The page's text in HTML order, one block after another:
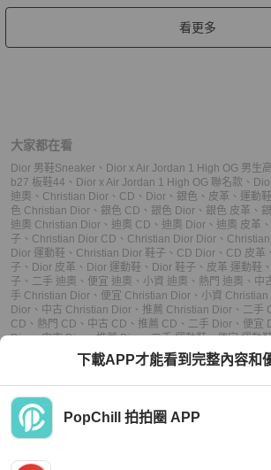
看更多
大家都在看
Dior 男鞋Sneaker 、 Dior x Air Jordan 1 High OG 男生
b27 板鞋44 、 Dior x Air Jordan 1 High OG 聯名款 、
迪奧 、 Christian Dior 、 CD 、 Dior 、 銀色 、 皮革 、 運動鞋
色 Christian Dior 、 銀色 CD 、 銀色 Dior 、 銀色 皮革 、
迪奧 Christian Dior 、 迪奧 CD 、 迪奧 Dior 、 迪奧 皮革 、
子 、 Christian Dior CD 、 Christian Dior Dior 、
Dior 運動鞋 、 Christian Dior 鞋子 、 CD Dior 、 CD 皮革 、
子 、 Dior 皮革 、 Dior 運動鞋 、 Dior 鞋子 、 皮革 運動鞋 、
子 、 二手 迪奧 、 便宜 迪奧 、 小資 迪奧 、 熱門 迪奧 、 中
手 Christian Dior 、 便宜 Christian Dior 、 小資 Christian
Dior 、 中古 Christian Dior 、 推薦 Christian Dior 、 二手
CD 、 熱門 CD 、 中古 CD 、 推薦 CD 、 二手 Dior 、 便宜
Dior、中古 Dior、推薦 Dior、二手 運動鞋、便宜 運動
中古 運動鞋、 推薦 運動鞋、二手 鞋子 、 便宜 鞋
、 推薦 鞋子
下載APP才能看到完整內容和
PopChill 拍拍圈 APP